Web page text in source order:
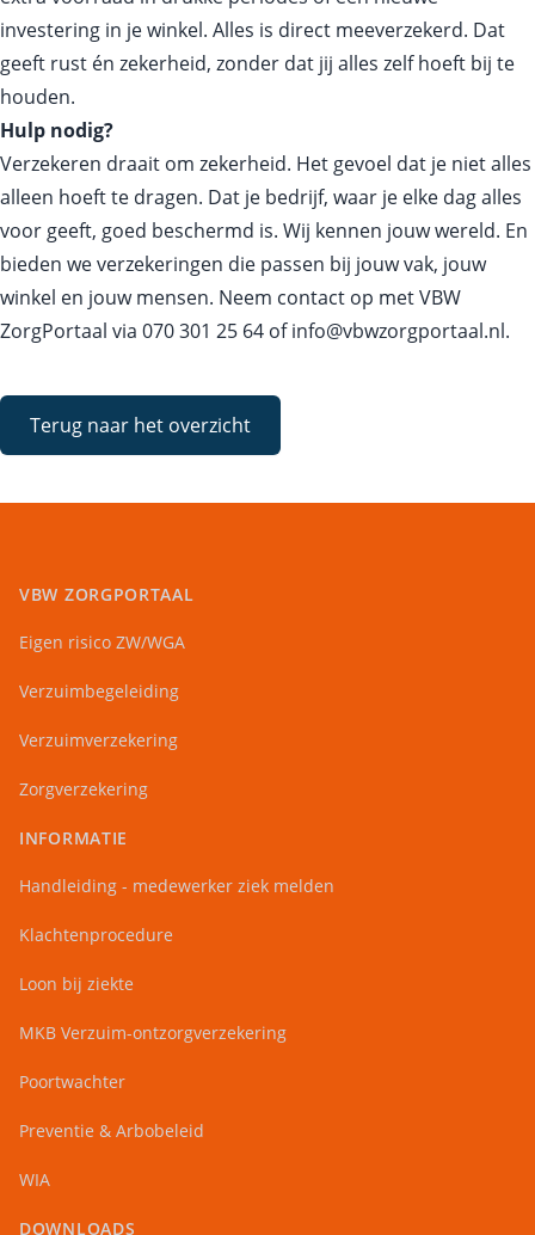
investering in je winkel. Alles is direct meeverzekerd. Dat
geeft rust én zekerheid, zonder dat jij alles zelf hoeft bij te
houden.
Hulp nodig?
Verzekeren draait om zekerheid. Het gevoel dat je niet alles
alleen hoeft te dragen. Dat je bedrijf, waar je elke dag alles
voor geeft, goed beschermd is. Wij kennen jouw wereld. En
bieden we verzekeringen die passen bij jouw vak, jouw
winkel en jouw mensen. Neem contact op met VBW
ZorgPortaal via 070 301 25 64 ofinfo@vbwzorgportaal.nl.
Terug naar het overzicht
VBW ZORGPORTAAL
Eigen risico ZW/WGA
Verzuimbegeleiding
Verzuimverzekering
Zorgverzekering
INFORMATIE
Handleiding - medewerker ziek melden
Klachtenprocedure
Loon bij ziekte
MKB Verzuim-ontzorgverzekering
Poortwachter
Preventie & Arbobeleid
WIA
DOWNLOADS